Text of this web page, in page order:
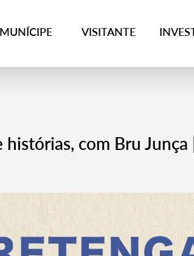
MUNÍCIPE VISITANTE
com Bru Junça